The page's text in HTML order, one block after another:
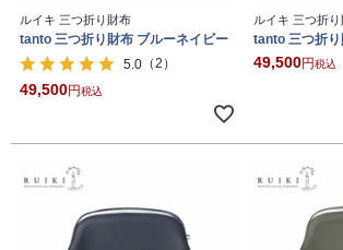
ルイキ 三つ折り財布
tanto 三つ折り財布 ブルーネイビー
5.0 （2）
49,500 税込
ルイキ 三つ折
tanto 三つ折
49,500 税込